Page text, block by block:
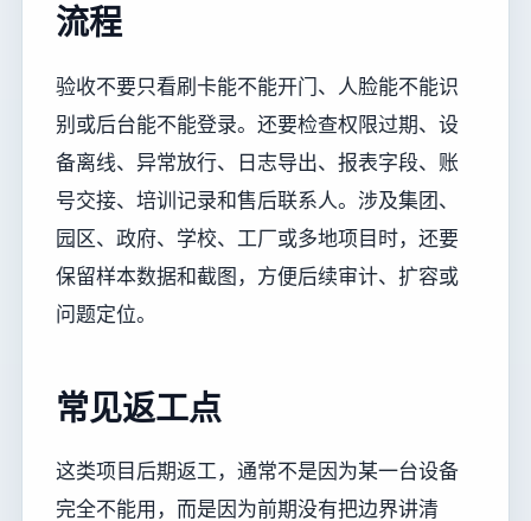
流程
验收不要只看刷卡能不能开门、人脸能不能识
别或后台能不能登录。还要检查权限过期、设
备离线、异常放行、日志导出、报表字段、账
号交接、培训记录和售后联系人。涉及集团、
园区、政府、学校、工厂或多地项目时，还要
保留样本数据和截图，方便后续审计、扩容或
问题定位。
常见返工点
这类项目后期返工，通常不是因为某一台设备
完全不能用，而是因为前期没有把边界讲清